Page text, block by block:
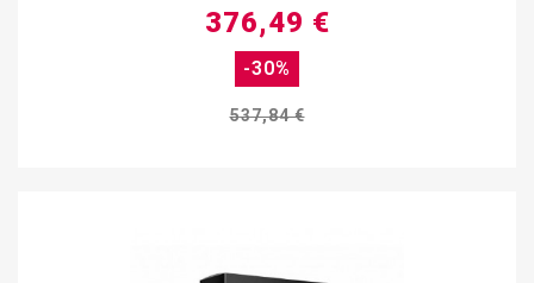
537,84 €
-30%
376,49 €